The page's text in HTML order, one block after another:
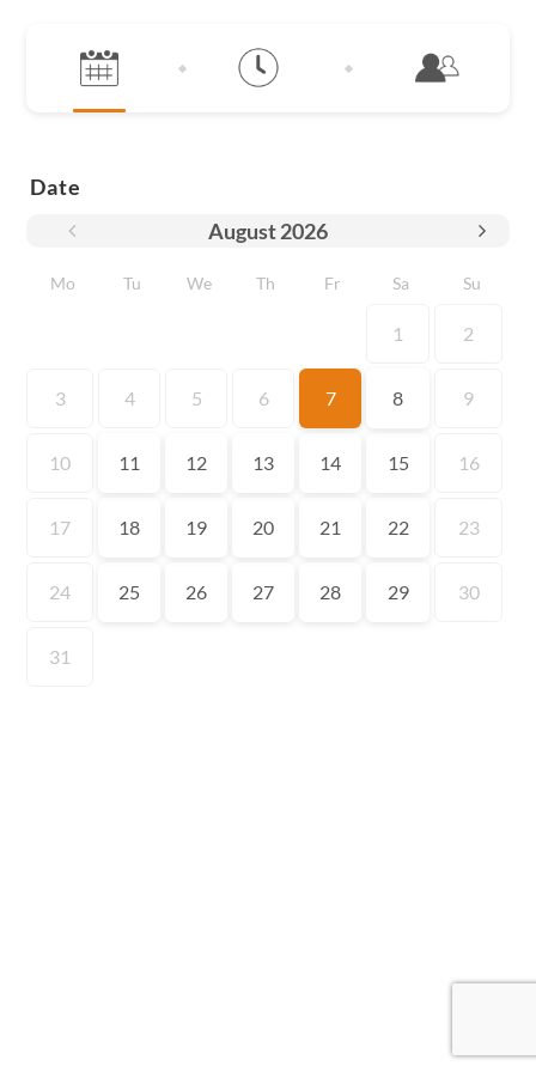
Date
August2026
Mo Tu We Th Fr Sa Su
1 2
3 4 5 6 7 8 9
10 11 12 13 14 15 16
17 18 19 20 21 22 23
24 25 26 27 28 29 30
31